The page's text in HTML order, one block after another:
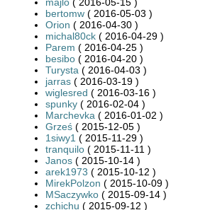
bertomw ( 2016-05-03 )
Orion ( 2016-04-30 )
michal80ck ( 2016-04-29 )
Parem ( 2016-04-25 )
besibo ( 2016-04-20 )
Turysta ( 2016-04-03 )
jarras ( 2016-03-19 )
wiglesred ( 2016-03-16 )
spunky ( 2016-02-04 )
Marchevka ( 2016-01-02 )
Grześ ( 2015-12-05 )
1siwy1 ( 2015-11-29 )
tranquilo ( 2015-11-11 )
Janos ( 2015-10-14 )
arek1973 ( 2015-10-12 )
MirekPolzon ( 2015-10-09 )
MSaczywko ( 2015-09-14 )
zchichu ( 2015-09-12 )